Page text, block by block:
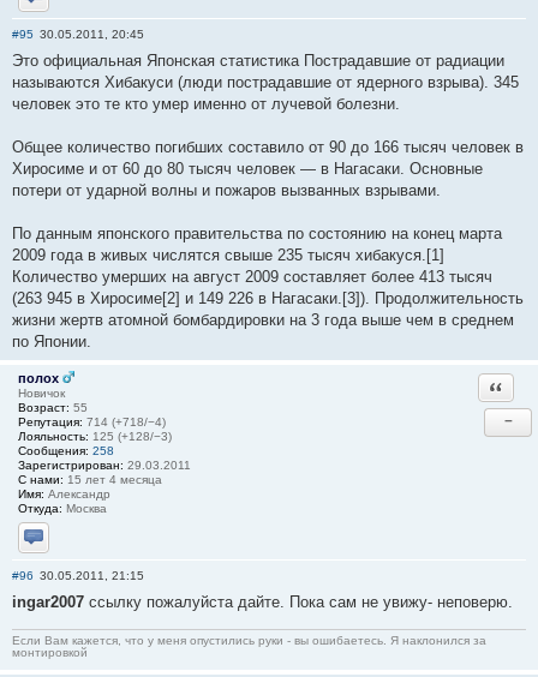
Отправить личное сообщение
#95 30.05.2011, 20:45
Это официальная Японская статистика Пострадавшие от радиации
называются Хибакуси (люди пострадавшие от ядерного взрыва). 345
человек это те кто умер именно от лучевой болезни.
Общее количество погибших составило от 90 до 166 тысяч человек в
Хиросиме и от 60 до 80 тысяч человек — в Нагасаки. Основные
потери от ударной волны и пожаров вызванных взрывами.
По данным японского правительства по состоянию на конец марта
2009 года в живых числятся свыше 235 тысяч хибакуся.[1]
Количество умерших на август 2009 составляет более 413 тысяч
(263 945 в Хиросиме[2] и 149 226 в Нагасаки.[3]). Продолжительность
жизни жертв атомной бомбардировки на 3 года выше чем в среднем
по Японии.
полох
Новичок
Возраст: 55
Репутация: 714 (+718/−4)
Лояльность: 125 (+128/−3)
Сообщения: 258
Зарегистрирован: 29.03.2011
С нами: 15 лет 4 месяца
Имя: Александр
Откуда: Москва
Отправить личное сообщение
−
#96 30.05.2011, 21:15
ingar2007 ссылку пожалуйста дайте. Пока сам не увижу- неповерю.
Если Вам кажется, что у меня опустились руки - вы ошибаетесь. Я наклонился за
монтировкой